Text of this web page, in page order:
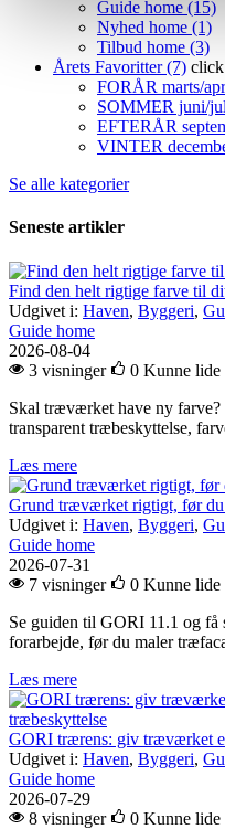
Guide home (15)
Nyhed home (1)
Tilbud home (3)
Årets Favoritter (7) click
FORÅR marts/
SOMMER juni/
EFTERÅR
VINTER
Se alle kategorier
Seneste artikler
Find den helt rigtige farve til
Udgivet i: Haven, Byggeri,
Guide home
2026-08-04
3 visninger
0 Kunne lide
Skal træværket have ny
transparent træbeskyttelse,
Læs mere
Grund træværket rigtigt, før du
Udgivet i: Haven, Byggeri,
Guide home
2026-07-31
7 visninger
0 Kunne lide
Se guiden til GORI 11.1 og
forarbejde, før du maler
Læs mere
GORI trærens: giv træværket
Udgivet i: Haven, Byggeri,
Guide home
2026-07-29
8 visninger
0 Kunne lide